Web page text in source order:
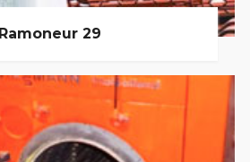
Ramoneur 29